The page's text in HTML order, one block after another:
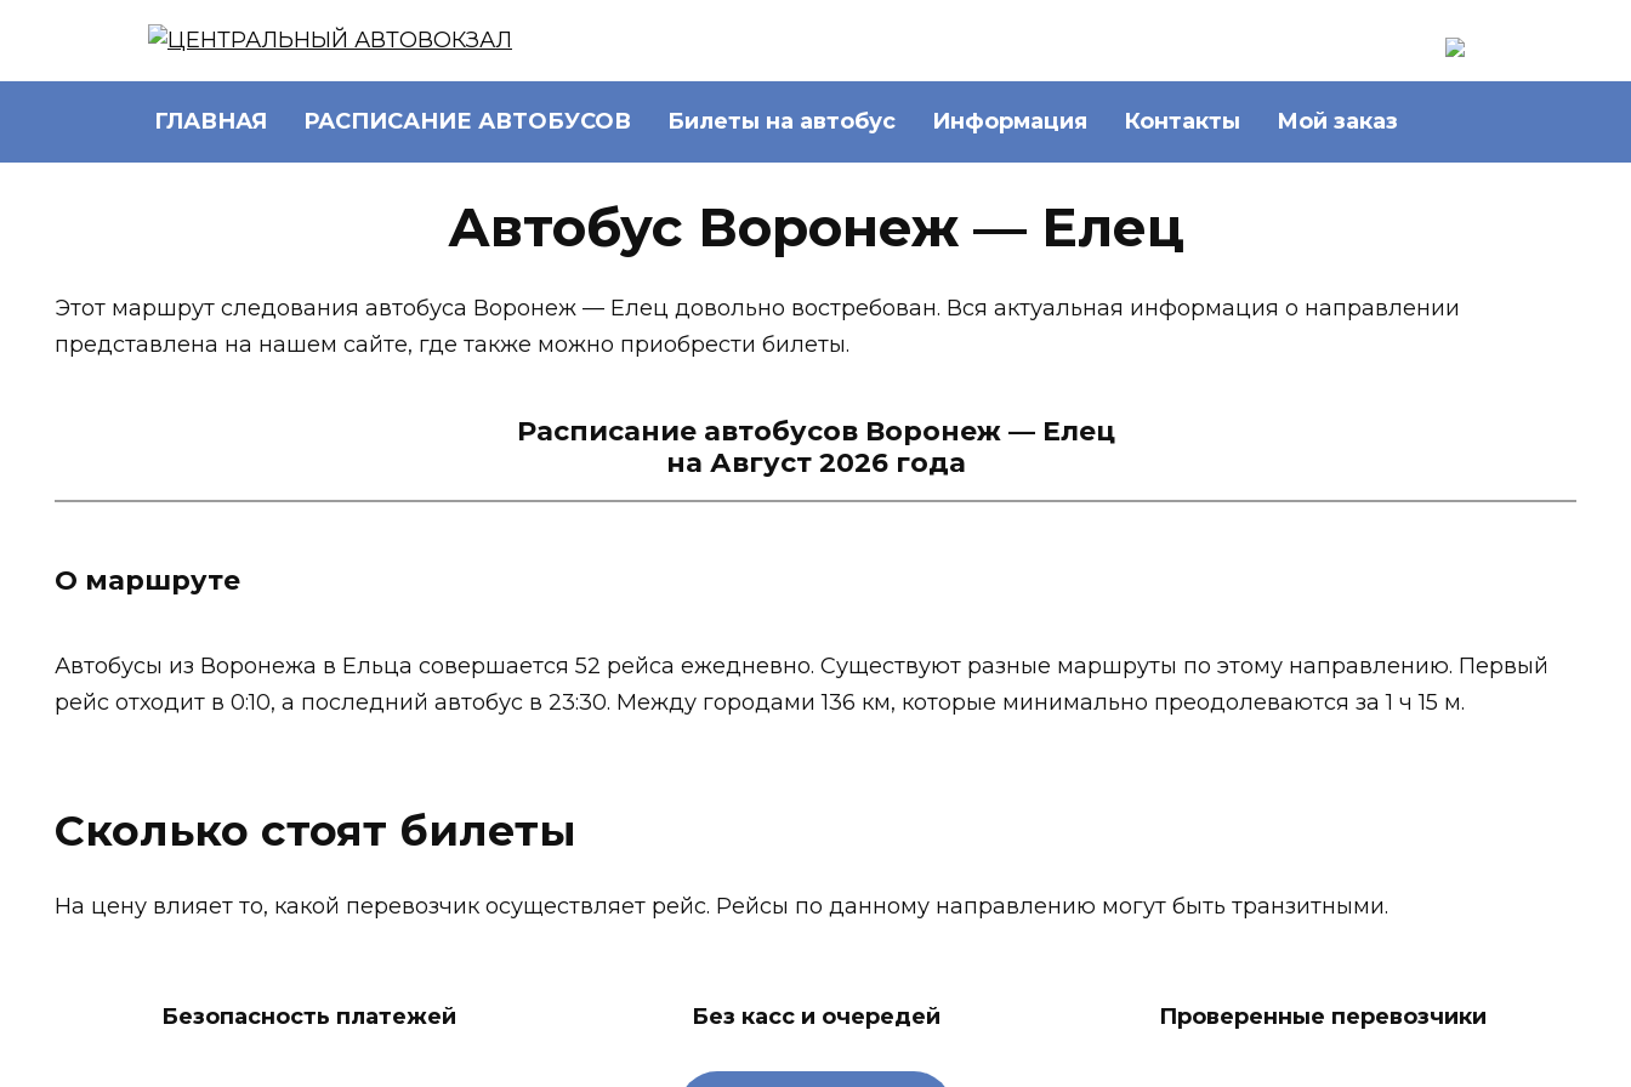
содержанию
ГЛАВНАЯ
РАСПИСАНИЕ АВТОБУСОВ Билеты на автобус Информация Контакты Мой заказ
Автобус Воронеж — Елец
Этот маршрут следования автобуса Воронеж — Елец довольно востребован. Вся актуальная информация о направлении
представлена на нашем сайте, где также можно приобрести билеты.
Расписание автобусов Воронеж — Елец
на Август 2026 года
О маршруте
Автобусы из Воронежа в Ельца совершается 52 рейса ежедневно. Существуют разные маршруты по этому направлению. Первый
рейс отходит в 0:10, а последний автобус в 23:30. Между городами 136 км, которые минимально преодолеваются за 1 ч 15 м.
Сколько стоят билеты
На цену влияет то, какой перевозчик осуществляет рейс. Рейсы по данному направлению могут быть транзитными.
Безопасность платежей Без касс и очередей Проверенные перевозчики